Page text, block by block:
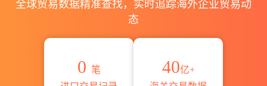
全球贸易数据精准查找，实时追踪海外企业贸易动
态
0 笔
40亿+